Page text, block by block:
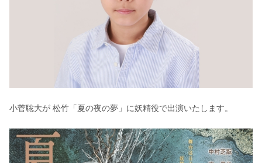
小菅聡大が 松竹「夏の夜の夢」に妖精役で出演いたします。